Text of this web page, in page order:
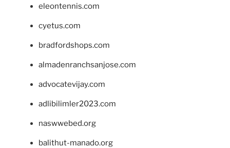
eleontennis.com
cyetus.com
bradfordshops.com
almadenranchsanjose.com
advocatevijay.com
adlibilimler2023.com
naswwebed.org
balithut-manado.org